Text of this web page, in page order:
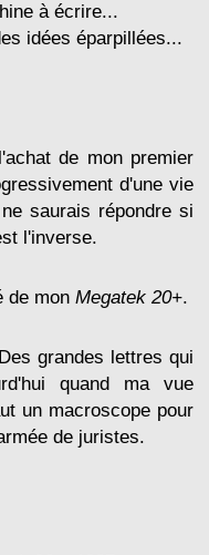
à écrire...
idées éparpillées...
de mon premier
d'une vie
saurais répondre si
l'inverse.
de mon Megatek 20+.
grandes lettres qui
quand ma vue
un macroscope pour
de juristes.